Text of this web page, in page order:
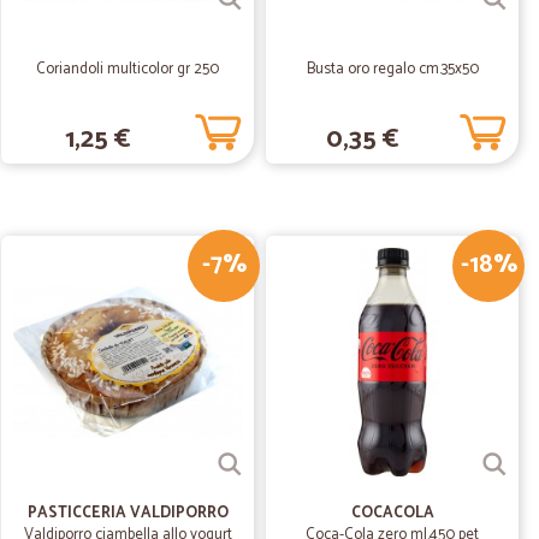
velocissima stupendo
22/06/2020
23/02/2020
nel comunicare i dettagli spedizione, merce arrivata
16/12/2019
Coriandoli multicolor gr 250
1,25 €
Busta oro regalo cm.35x50
0,35 €
-7%
PASTICCERIA VALDIPORRO
-18%
COCACOLA